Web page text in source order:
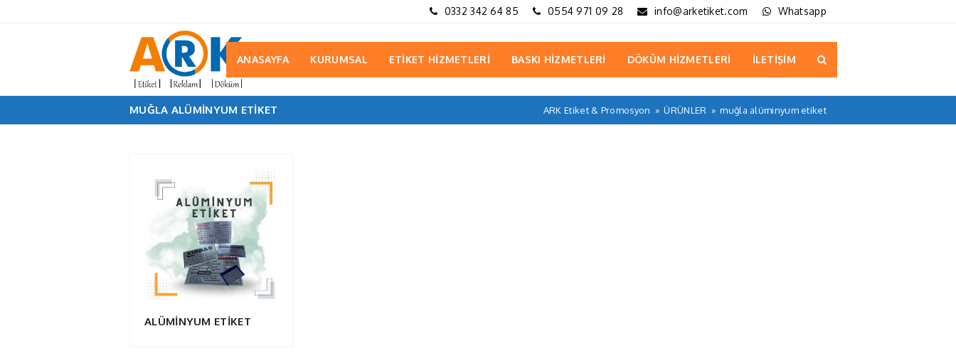
0332 342 64 85 0554 971 09 28 info@arketiket.com Whatsapp
ANASAYFA KURUMSAL ETİKET HİZMETLERİ BASKI HİZMETLERİ DÖKÜM HİZMETLERİ İLETİŞİM
MUĞLA ALÜMINYUM ETIKET ARK Etiket & Promosyon » ÜRÜNLER » muğla alüminyum etiket
ALÜMİNYUM ETİKET